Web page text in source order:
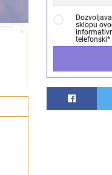
sklopu
telefonski*